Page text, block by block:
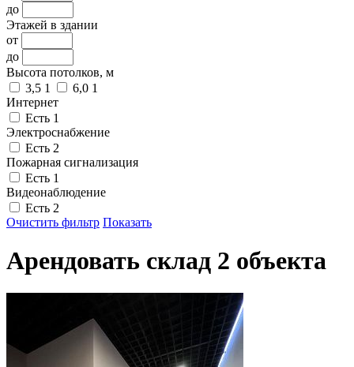
до
Этажей в здании
от
до
Высота потолков, м
3,5 1 6,0 1
Интернет
Есть 1
Электроснабжение
Есть 2
Пожарная сигнализация
Есть 1
Видеонаблюдение
Есть 2
Очистить фильтр Показать
Арендовать склад 2 объекта